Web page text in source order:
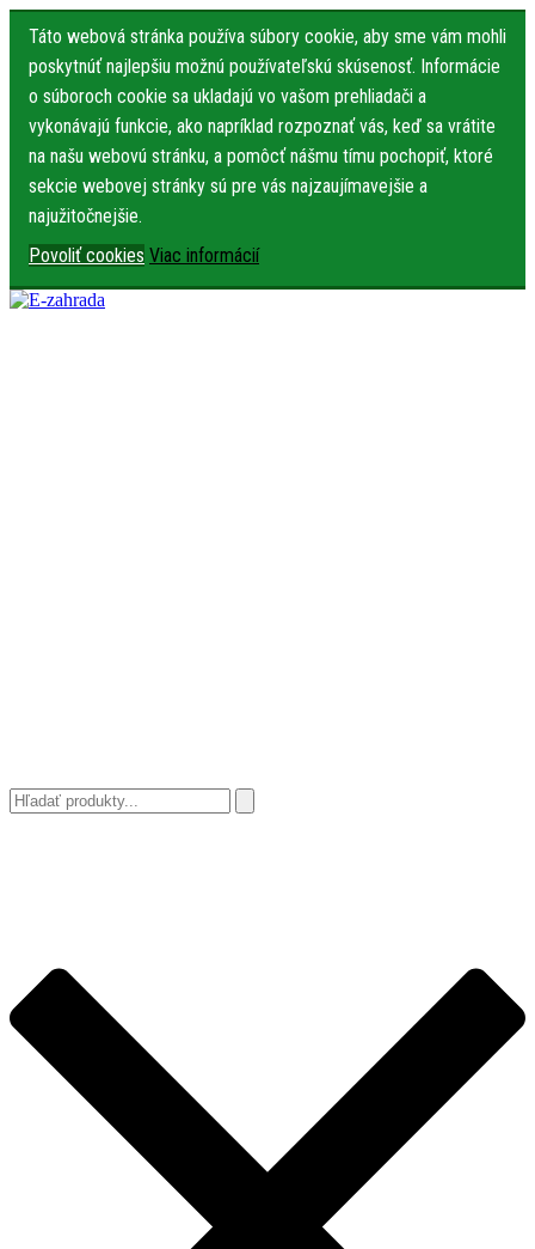
Táto webová stránka používa súbory cookie, aby sme vám mohli
poskytnúť najlepšiu možnú používateľskú skúsenosť. Informácie
o súboroch cookie sa ukladajú vo vašom prehliadači a
vykonávajú funkcie, ako napríklad rozpoznať vás, keď sa vrátite
na našu webovú stránku, a pomôcť nášmu tímu pochopiť, ktoré
sekcie webovej stránky sú pre vás najzaujímavejšie a
najužitočnejšie.
Povoliť cookies Viac informácií